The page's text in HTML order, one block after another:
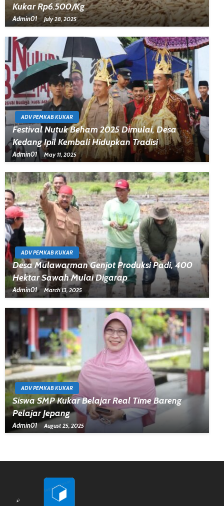
Kukar Rp6.500/Kg
Admin01 July 28, 2025
ADV PEMKAB KUKAR
Festival Nutuk Beham 2025 Dimulai, Desa
Kedang Ipil Kembali Hidupkan Tradisi
Admin01 May 11, 2025
ADV PEMKAB KUKAR
Desa Mulawarman Genjot Produksi Padi, 400
Hektar Sawah Mulai Digarap
Admin01 March 13, 2025
ADV PEMKAB KUKAR
Siswa SMP Kukar Belajar Real Time Bareng
Pelajar Jepang
Admin01 August 25, 2025